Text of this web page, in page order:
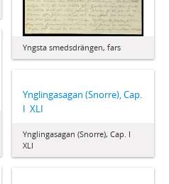
Yngsta smedsdrängen, fars
Ynglingasagan (Snorre), Cap.
I  XLI
Ynglingasagan (Snorre), Cap. I 
XLI